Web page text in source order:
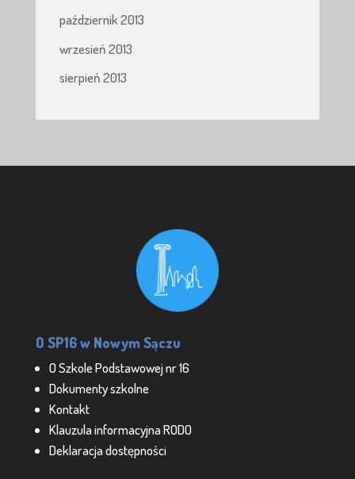
październik 2013
wrzesień 2013
sierpień 2013
O SP16 w Nowym Sączu
O Szkole Podstawowej nr 16
Dokumenty szkolne
Kontakt
Klauzula informacyjna RODO
Deklaracja dostępności